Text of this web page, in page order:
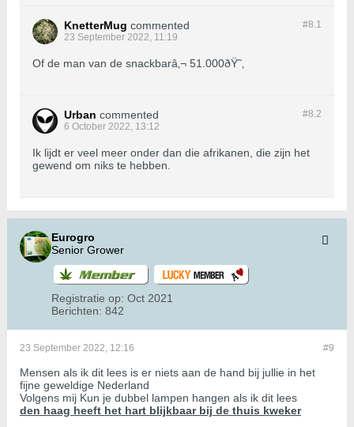
#8.1
KnetterMug commented
23 September 2022, 11:19
Of de man van de snackbarâ‚¬ 51.000ðŸ˜‚
#8.2
Urban commented
6 October 2022, 13:12
Ik lijdt er veel meer onder dan die afrikanen, die zijn het
gewend om niks te hebben.
Eurogro
Senior Grower
Registratie op: Oct 2021
Berichten: 842
#9
23 September 2022, 12:16
Mensen als ik dit lees is er niets aan de hand bij jullie in het
fijne geweldige Nederland
Volgens mij Kun je dubbel lampen hangen als ik dit lees
den haag heeft het hart blijkbaar bij de thuis kweker